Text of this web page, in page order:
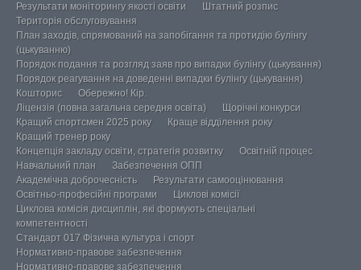
Результати моніторингу якості освіти
Штатний розпис
Територія обслуговування
План заходів, спрямований на запобігання та протидію булінгу
(цькуванню)
Порядок подання та розгляд заяв про випадки булінгу (цькування)
Порядок реагування на доведенні випадки булінгу (цькування)
Кошторис
Обережно! Кір.
Ліцензія (повна загальна середня освіта)
Щорічні конкурси
Кращий спортсмен 2025 року
Краще відділення року
Кращий тренер року
Концепція закладу освіти, стратегія розвитку
Освітній процес
Навчальний план
Забезпечення ОПП
Академічна доброчесність
Результати самооцінювання
Освітньо-професійні програми
Циклові комісії
Циклова комісія дисциплін, які формують спеціальні
компетентності
Стандарт 017 Фізична культура і спорт
Нормативно-правове забезпечення
Нормативно-правове забезпечення